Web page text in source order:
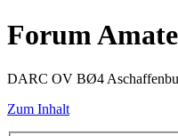
Forum
DARC OV BØ4
Zum Inhalt